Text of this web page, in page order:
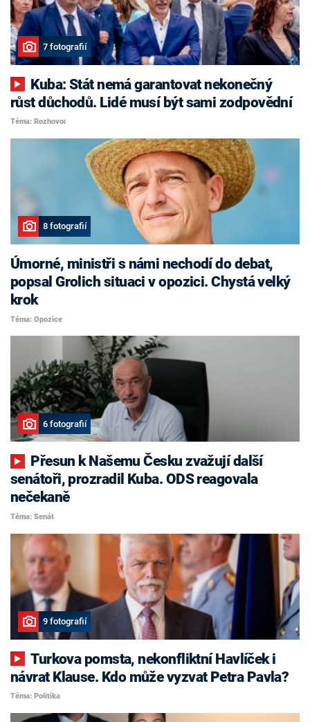
7 fotografií
růst důchodů. Lidé musí být sami zodpovědní
Téma: Rozhovor
8 fotografií
Úmorné, ministři s námi nechodí do debat,
popsal Grolich situaci v opozici. Chystá velký
krok
Téma: Opozice
6 fotografií
senátoři, prozradil Kuba. ODS reagovala
nečekaně
Téma: Senát
9 fotografií
Turkova pomsta, nekonfliktní Havlíček i
návrat Klause. Kdo může vyzvat Petra Pavla?
Téma: Politika